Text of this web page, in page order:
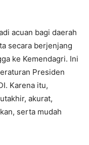
acuan bagi daerah
secara berjenjang
ke Kemendagri. Ini
Presiden
Karena itu,
akurat,
serta mudah